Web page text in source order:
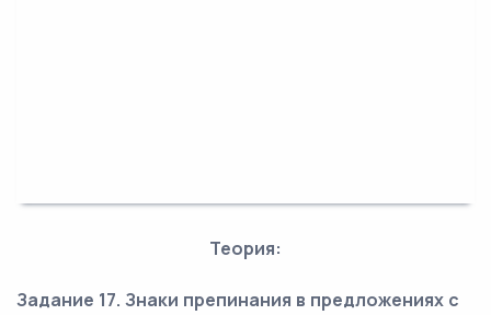
Теория:
Задание 17. Знаки препинания в предложениях с